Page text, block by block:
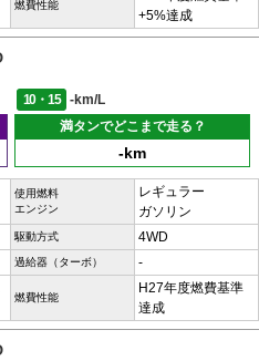
燃費性能
+5%達成
10・15
-km/L
満タンでどこまで走る？
-km
使用燃料
エンジン
レギュラー
ガソリン
駆動方式 4WD
過給器（ターボ） -
燃費性能
H27年度燃費基準
達成